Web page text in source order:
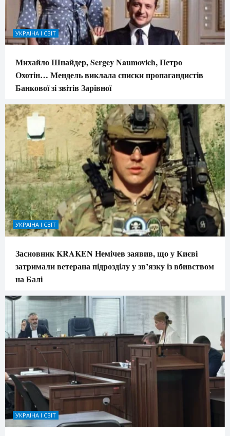
УКРАЇНА І СВІТ
Михайло Шнайдер, Sergey Naumovich, Петро
Охотін… Мендель виклала списки пропагандистів
Банкової зі звітів Зарівної
УКРАЇНА І СВІТ
Засновник KRAKEN Немічев заявив, що у Києві
затримали ветерана підрозділу у зв’язку із вбивством
на Балі
УКРАЇНА І СВІТ